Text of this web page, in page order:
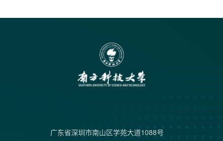
广东省深圳市南山区学苑大道1088号